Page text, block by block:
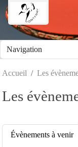
Accueil Les
Les
Évènements à venir
Panneau de gestion